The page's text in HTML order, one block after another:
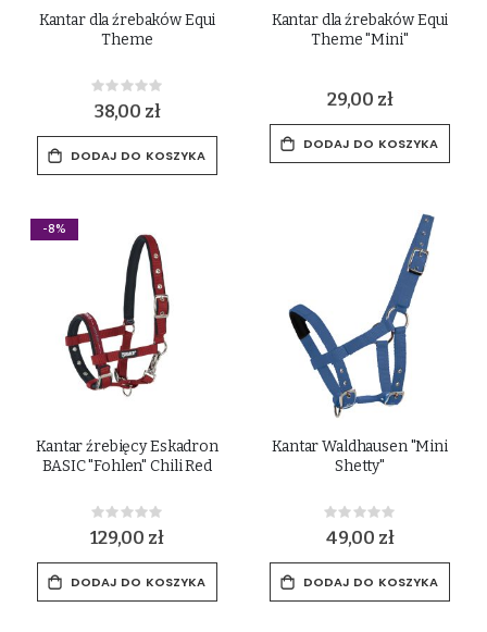
Kantar dla źrebaków Equi
Theme
Rating:
0%
38,00 zł
DODAJ DO KOSZYKA
Kantar dla źrebaków Equi
Theme "Mini"
29,00 zł
DODAJ DO KOSZYKA
-8%
Kantar źrebięcy Eskadron
BASIC "Fohlen" Chili Red
Rating:
0%
129,00 zł
DODAJ DO KOSZYKA
Kantar Waldhausen "Mini
Shetty"
Rating:
0%
49,00 zł
DODAJ DO KOSZYKA